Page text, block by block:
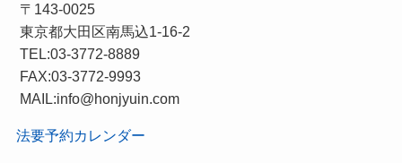
〒143-0025
東京都大田区南馬込1-16-2
TEL:03-3772-8889
FAX:03-3772-9993
MAIL:info@honjyuin.com
法要予約カレンダー